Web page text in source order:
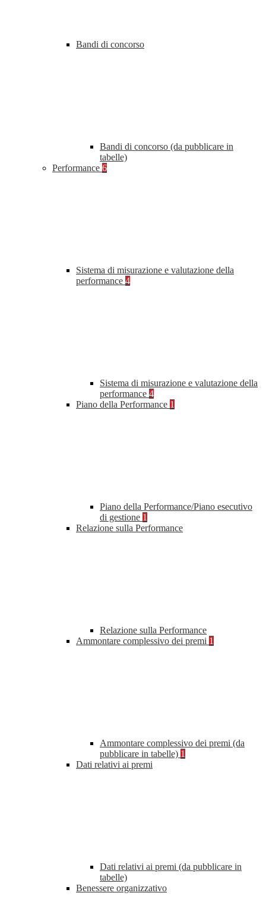
Bandi di concorso
Bandi di concorso (da pubblicare in
tabelle)
Performance 6
Sistema di misurazione e valutazione della
performance 4
Sistema di misurazione e valutazione della
performance 4
Piano della Performance 1
Piano della Performance/Piano esecutivo
di gestione 1
Relazione sulla Performance
Relazione sulla Performance
Ammontare complessivo dei premi 1
Ammontare complessivo dei premi (da
pubblicare in tabelle) 1
Dati relativi ai premi
Dati relativi ai premi (da pubblicare in
tabelle)
Benessere organizzativo